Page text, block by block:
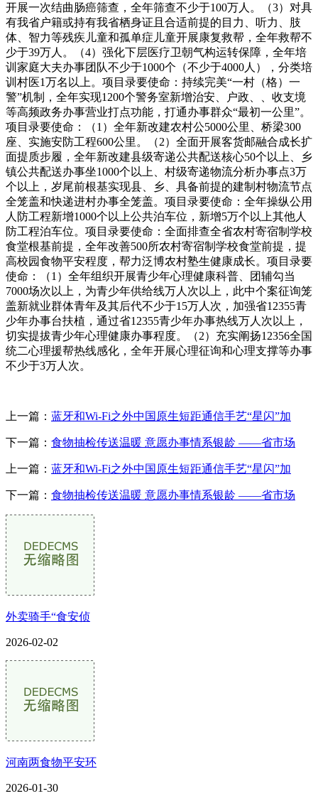
开展一次结曲肠癌筛查，全年筛查不少于100万人。（3）对具
有我省户籍或持有我省栖身证且合适前提的目力、听力、肢
体、智力等残疾儿童和孤单症儿童开展康复救帮，全年救帮不
少于39万人。（4）强化下层医疗卫朝气构运转保障，全年培
训家庭大夫办事团队不少于1000个（不少于4000人），分类培
训村医1万名以上。项目录要使命：持续完美“一村（格）一
警”机制，全年实现1200个警务室新增治安、户政、、收支境
等高频政务办事营业打点功能，打通办事群众“最初一公里”。
项目录要使命：（1）全年新改建农村公5000公里、桥梁300
座、实施安防工程600公里。（2）全面开展客货邮融合成长扩
面提质步履，全年新改建县级寄递公共配送核心50个以上、乡
镇公共配送办事坐1000个以上、村级寄递物流分析办事点3万
个以上，岁尾前根基实现县、乡、具备前提的建制村物流节点
全笼盖和快递进村办事全笼盖。项目录要使命：全年操纵公用
人防工程新增1000个以上公共泊车位，新增5万个以上其他人
防工程泊车位。项目录要使命：全面排查全省农村寄宿制学校
食堂根基前提，全年改善500所农村寄宿制学校食堂前提，提
高校园食物平安程度，帮力泛博农村塾生健康成长。项目录要
使命：（1）全年组织开展青少年心理健康科普、团辅勾当
7000场次以上，为青少年供给线万人次以上，此中个案征询笼
盖新就业群体青年及其后代不少于15万人次，加强省12355青
少年办事台扶植，通过省12355青少年办事热线万人次以上，
切实提拔青少年心理健康办事程度。（2）充实阐扬12356全国
统二心理援帮热线感化，全年开展心理征询和心理支撑等办事
不少于3万人次。
上一篇： 蓝牙和Wi-Fi之外中国原生短距通信手艺“星闪”加
下一篇： 食物抽检传送温暖 意愿办事情系银龄 ——省市场
上一篇： 蓝牙和Wi-Fi之外中国原生短距通信手艺“星闪”加
下一篇： 食物抽检传送温暖 意愿办事情系银龄 ——省市场
外卖骑手“食安侦
2026-02-02
河南两食物平安环
2026-01-30